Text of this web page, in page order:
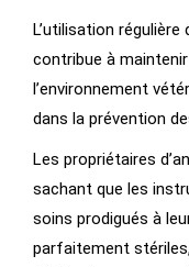
L’utilisation
contribue à
l’environnement
dans la prévention
Les propriétaires
sachant que les
soins prodigués à
parfaitement